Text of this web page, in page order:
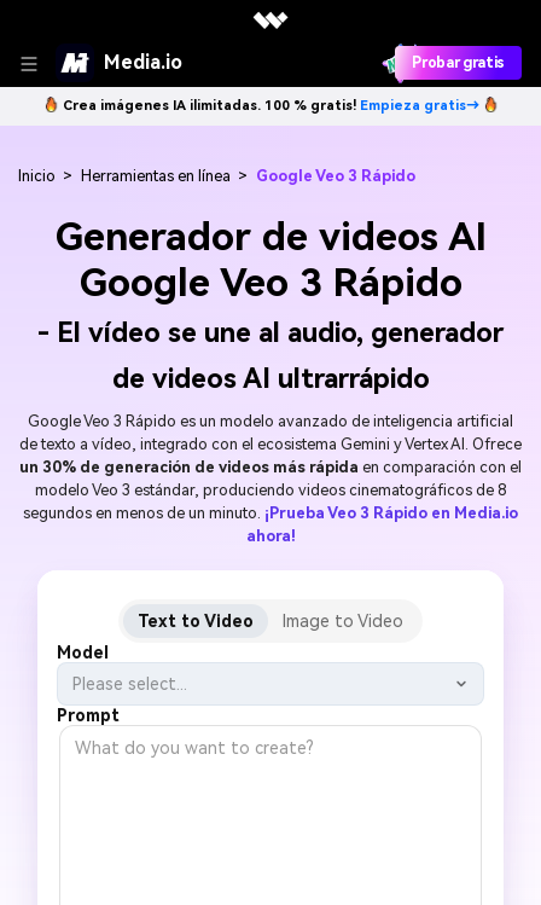
Media.io Probar gratis
Crea imágenes IA ilimitadas. 100 % gratis! Empieza gratis→
Inicio > Herramientas en línea > Google Veo 3 Rápido
Generador de videos AI
Google Veo 3 Rápido
- El vídeo se une al audio, generador
de videos AI ultrarrápido
Google Veo 3 Rápido es un modelo avanzado de inteligencia artificial
de texto a vídeo, integrado con el ecosistema Gemini y Vertex AI. Ofrece
un 30% de generación de videos más rápida en comparación con el
modelo Veo 3 estándar, produciendo videos cinematográficos de 8
segundos en menos de un minuto. ¡Prueba Veo 3 Rápido en Media.io
ahora!
Text to Video
Image to Video
Model
Please select...
Prompt